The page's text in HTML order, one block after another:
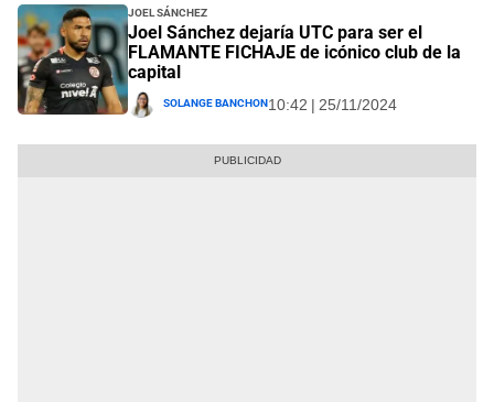
Joel Sánchez
Joel Sánchez dejaría UTC para ser el
FLAMANTE FICHAJE de icónico club de la
capital
Solange Banchon10:42 | 25/11/2024